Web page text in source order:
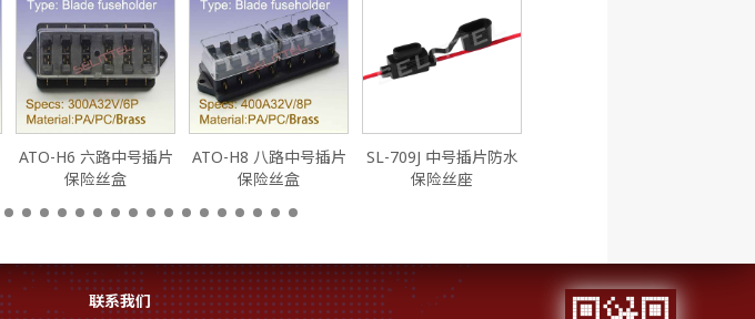
ATO-H6 六路中号插片
保险丝盒
ATO-H8 八路中号插片
保险丝盒
SL-709J 中号插片防水
保险丝座
联系我们